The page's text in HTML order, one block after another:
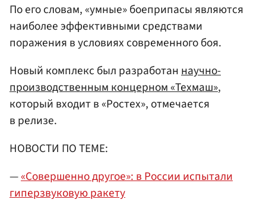
По его словам, «умные» боеприпасы являются
наиболее эффективными средствами
поражения в условиях современного боя.
Новый комплекс был разработаннаучно-
производственным концерном «Техмаш»,
который входит в «Ростех», отмечается
в релизе.
НОВОСТИ ПО ТЕМЕ:
—«Совершенно другое»: в России испытали
гиперзвуковую ракету